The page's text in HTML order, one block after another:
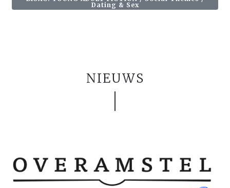
Dating & Sex
NIEUWS